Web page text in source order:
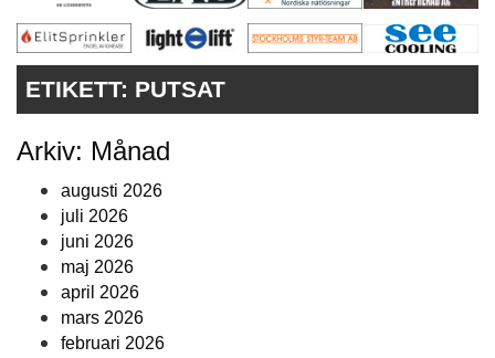
VÅRA ANDRA MAGASIN
ANNONSERA
KONTAKT
ETIKETT: PUTSAT
Arkiv: Månad
augusti 2026
juli 2026
juni 2026
maj 2026
april 2026
mars 2026
februari 2026